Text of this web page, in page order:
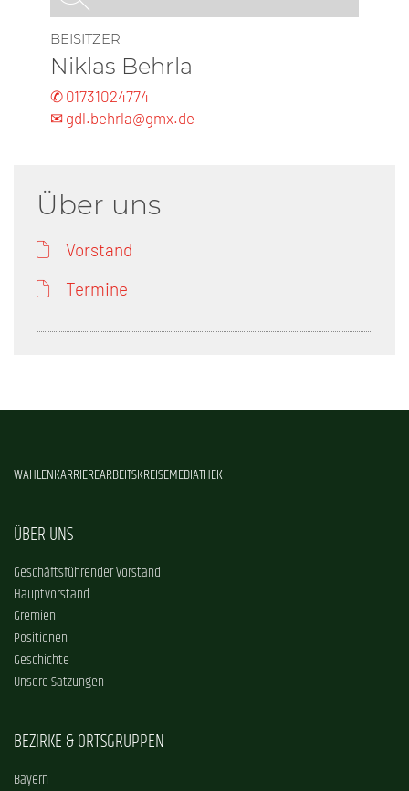
BEISITZER
Niklas Behrla
✆ 01731024774
✉ gdl.behrla@gmx.de
Über uns
Vorstand
Termine
WAHLENKARRIEREARBEITSKREISEMEDIATHEK
ÜBER UNS
Geschäftsführender Vorstand
Hauptvorstand
Gremien
Positionen
Geschichte
Unsere Satzungen
BEZIRKE & ORTSGRUPPEN
Bayern